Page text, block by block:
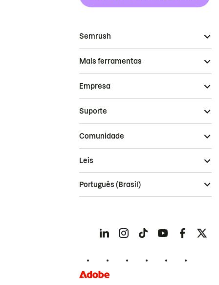
Semrush
Mais ferramentas
Empresa
Suporte
Comunidade
Leis
Português (Brasil)